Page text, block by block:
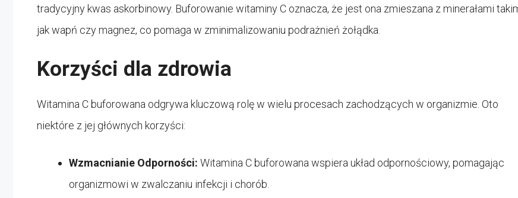
tradycyjny kwas askorbinowy. Buforowanie witaminy C oznacza, że jest ona zmieszana z minerałami
jak wapń czy magnez, co pomaga w zminimalizowaniu podrażnień żołądka.
Korzyści dla zdrowia
Witamina C buforowana odgrywa kluczową rolę w wielu procesach zachodzących w organizmie. Oto
niektóre z jej głównych korzyści:
Wzmacnianie Odporności: Witamina C buforowana wspiera układ odpornościowy, pomagając
organizmowi w zwalczaniu infekcji i chorób.